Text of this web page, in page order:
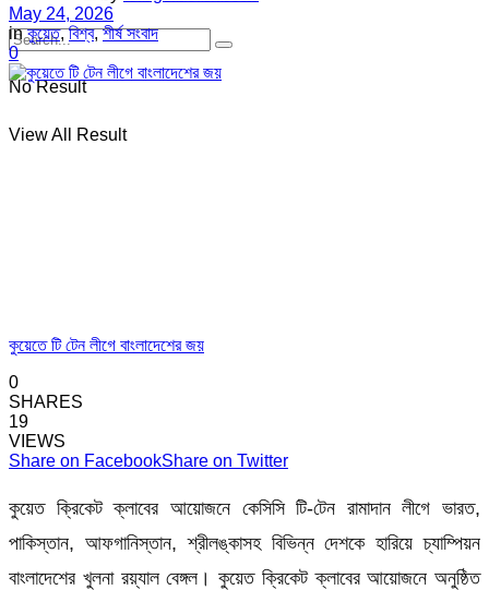
No Result
View All Result
May 24, 2026
in কুয়েত,বিশ্ব,শীর্ষ সংবাদ
0
কুয়েতে টি টেন লীগে বাংলাদেশের জয়
0
SHARES
19
VIEWS
Share on FacebookShare on Twitter
কুয়েত ক্রিকেট ক্লাবের আয়োজনে কেসিসি টি-টেন রামাদান লীগে ভারত,
পাকিস্তান, আফগানিস্তান, শ্রীলঙ্কাসহ বিভিন্ন দেশকে হারিয়ে চ্যাম্পিয়ন
বাংলাদেশের খুলনা রয়্যাল বেঙ্গল। কুয়েত ক্রিকেট ক্লাবের আয়োজনে অনুষ্ঠিত